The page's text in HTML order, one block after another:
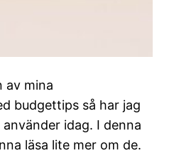
av mina
budgettips så har jag
idag. I denna
läsa lite mer om de.